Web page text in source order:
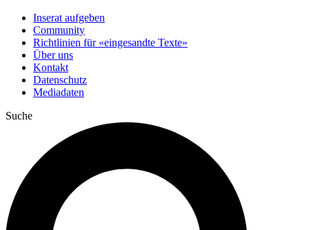
Inserat aufgeben
Community
Richtlinien für «eingesandte Texte»
Über uns
Kontakt
Datenschutz
Mediadaten
Suche